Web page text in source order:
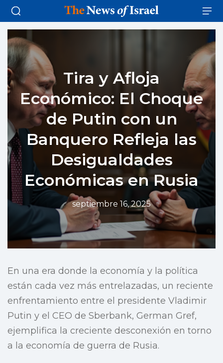
Tira y Afloja
Económico: El Choque
de Putin con un
Banquero Refleja las
Desigualdades
Económicas en Rusia
septiembre 16, 2025
En una era donde la economía y la política
están cada vez más entrelazadas, un reciente
enfrentamiento entre el presidente Vladimir
Putin y el CEO de Sberbank, German Gref,
ejemplifica la creciente desconexión en torno
a la economía de guerra de Rusia.